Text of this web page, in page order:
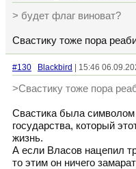
> будет флаг виноват?
Свастику тоже пора
#130 Blackbird | 15:46
>Свастику тоже пора
Свастика была символом
государства, который
жизнь.
А если Власов нацепил
то этим он ничего